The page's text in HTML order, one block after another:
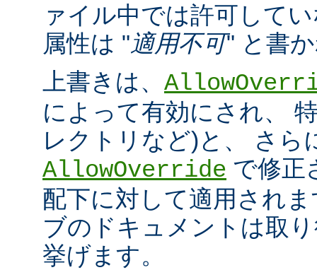
ァイル中では許可して
属性は "適用不可" と書
上書きは、
によって有効にされ、
レクトリなど)と、 さら
AllowOverride で修正
配下に対して適用され
ブのドキュメントは取
挙げます。